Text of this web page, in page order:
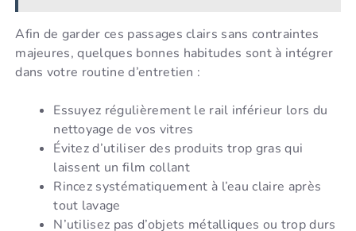
Afin de garder ces passages clairs sans contraintes
majeures, quelques bonnes habitudes sont à intégrer
dans votre routine d’entretien :
Essuyez régulièrement le rail inférieur lors du
nettoyage de vos vitres
Évitez d’utiliser des produits trop gras qui
laissent un film collant
Rincez systématiquement à l’eau claire après
tout lavage
N’utilisez pas d’objets métalliques ou trop durs